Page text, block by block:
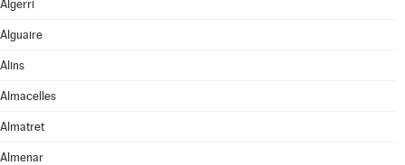
Algerri
Alguaire
Alins
Almacelles
Almatret
Almenar